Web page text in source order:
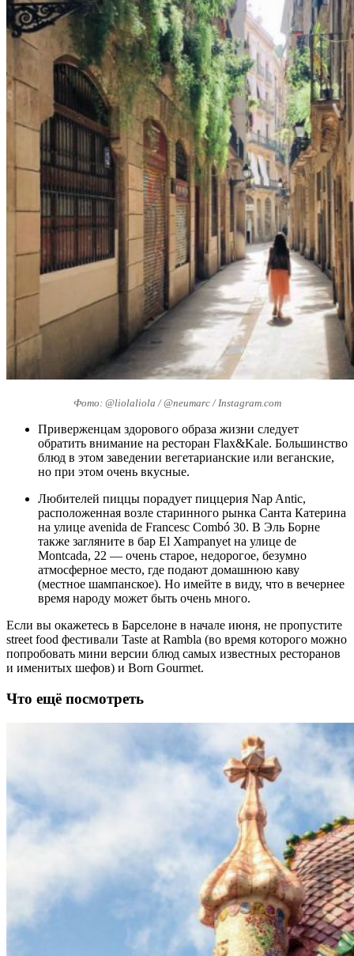
Фото: @liolaliola / @neumarc / Instagram.com
Приверженцам здорового образа жизни следует
обратить внимание на ресторан Flax&Kale. Большинство
блюд в этом заведении вегетарианские или веганские,
но при этом очень вкусные.
Любителей пиццы порадует пиццерия Nap Antic,
расположенная возле старинного рынка Санта Катерина
на улице avenida de Francesc Combó 30. В Эль Борне
также загляните в бар El Xampanyet на улице de
Montcada, 22 — очень старое, недорогое, безумно
атмосферное место, где подают домашнюю каву
(местное шампанское). Но имейте в виду, что в вечернее
время народу может быть очень много.
Если вы окажетесь в Барселоне в начале июня, не пропустите
street food фестивали Taste at Rambla (во время которого можно
попробовать мини версии блюд самых известных ресторанов
и именитых шефов) и Born Gourmet.
Что ещё посмотреть